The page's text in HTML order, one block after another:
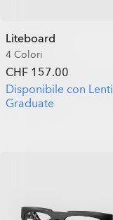
Liteboard
4 Colori
CHF 157.00
Disponibile con Lenti
Graduate